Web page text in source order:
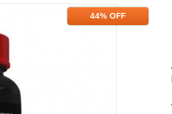
44% OFF